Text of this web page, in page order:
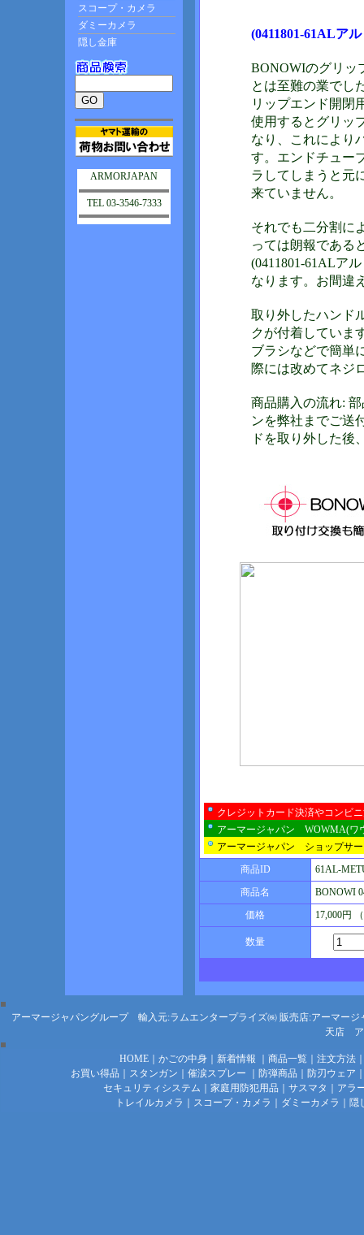
ARMORJAPAN
TEL 03-3546-7333
(0411801-61ALア
BONOWIのグリッ
とは至難の業でし
リップエンド開閉
使用するとグリッ
なり、これにより
す。エンドチュー
ラしてしまうと元
来ていません。
それでも二分割に
っては朗報である
(0411801-61ALア
なります。お間違
取り外したハンド
クが付着していま
ブラシなどで簡単
際には改めてネジ
商品購入の流れ:
ンを弊社までご送
ドを取り外した後
クレジットカード決済やコンビ
アーマージャパン WOWMA(ワ
アーマージャパン ショップサ
商品ID
61AL-
商品名
BONOWI
価格
17,000円
数量
アーマージャパングループ 輸入元:ラムエンタープライズ㈱ 販売店:アーマージ
天店
HOME｜ かごの中身｜ 新着情報 商品一覧｜ 注文方法
お買い得品
スタンガン 催涙スプレー 防弾商品 防刃ウェア
セキュリティシステム
家庭用防犯用品 サスマタ
アラ
トレイルカメラ
スコープ・カメラ ダミーカメラ 隠